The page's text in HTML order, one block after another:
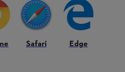
Safari Edge